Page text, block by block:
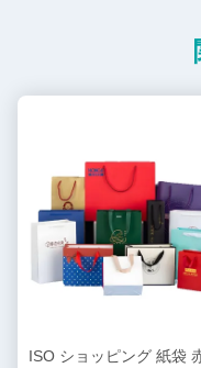
ISO ショッピング 紙袋